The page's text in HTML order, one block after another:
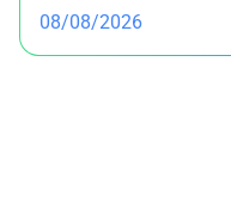
08/08/2026